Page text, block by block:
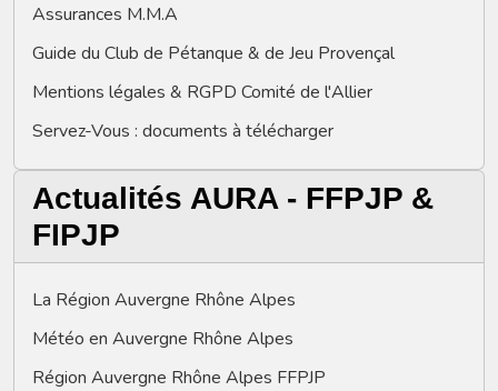
Assurances M.M.A
Guide du Club de Pétanque & de Jeu Provençal
Mentions légales & RGPD Comité de l'Allier
Servez-Vous : documents à télécharger
Actualités AURA - FFPJP &
FIPJP
La Région Auvergne Rhône Alpes
Météo en Auvergne Rhône Alpes
Région Auvergne Rhône Alpes FFPJP